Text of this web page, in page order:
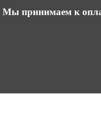
Мы принимаем к